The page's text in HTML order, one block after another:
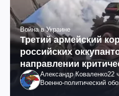
Война в Украине
Третий армейский
российских
направлении
как это удалось
Александр Коваленко22
Военно-политический